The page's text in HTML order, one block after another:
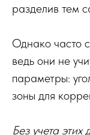
разделив тем
Однако часто
ведь они не
параметры:
зоны для
Без учета